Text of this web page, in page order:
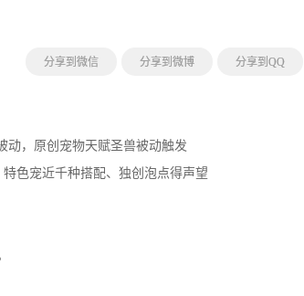
分享到微信 分享到微博 分享到QQ
动，原创宠物天赋圣兽被动触发
色宠近千种搭配、独创泡点得声望